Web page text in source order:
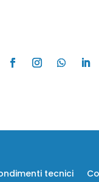
tecnici